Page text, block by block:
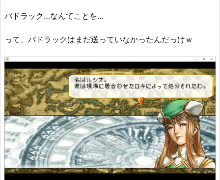
バドラック…なんてことを…
って、バドラックはまだ送っていなかったんだっけｗ